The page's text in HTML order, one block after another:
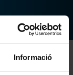
Informació